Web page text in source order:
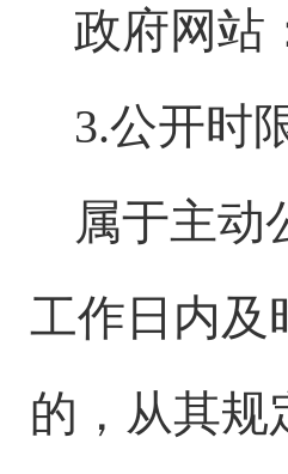
政府网站
3.公开时
属于主动
工作日内及
的，从其规